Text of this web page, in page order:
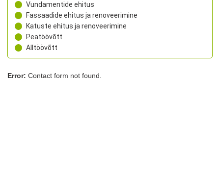
Vundamentide ehitus
Fassaadide ehitus ja renoveerimine
Katuste ehitus ja renoveerimine
Peatöövõtt
Alltöövõtt
Error: Contact form not found.